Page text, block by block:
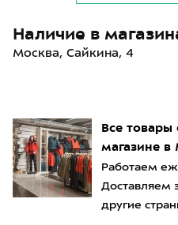
Все товары
магазине в
Работаем
Доставляем
другие
Наличие в
Москва, Сайкина, 4